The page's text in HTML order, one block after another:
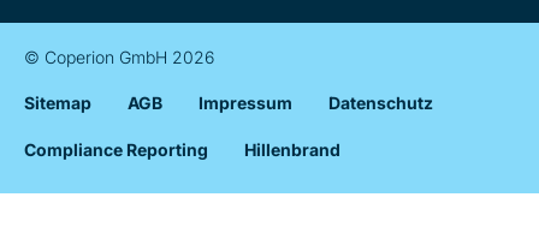
© Coperion GmbH 2026
Sitemap AGB Impressum Datenschutz
Compliance Reporting Hillenbrand